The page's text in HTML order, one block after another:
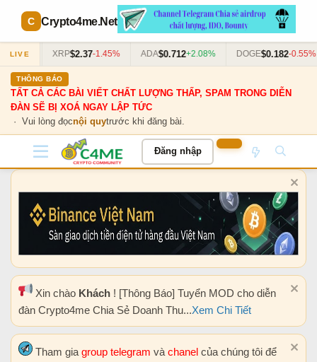
Crypto4me.Net
LIVE XRP$2.37-1.45% ADA$0.712+2.08% DOGE$0.182-0.55%
THÔNG BÁO
TẤT CẢ CÁC BÀI VIẾT CHẤT LƯỢNG THẤP, SPAM TRONG DIỄN
ĐÀN SẼ BỊ XOÁ NGAY LẬP TỨC
· Vui lòng đọcnội quytrước khi đăng bài.
Đăng nhập
Xin chào Khách ! [Thông Báo] Tuyển MOD cho diễn
đàn Crypto4me Chia Sẻ Doanh Thu...Xem Chi Tiết
Tham gia group telegram và chanel của chúng tôi để